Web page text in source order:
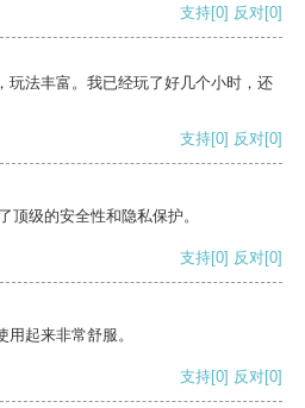
支持[0] 反对[0]
玩法丰富。我已经玩了好几个小时，还
支持[0] 反对[0]
顶级的安全性和隐私保护。
支持[0] 反对[0]
起来非常舒服。
支持[0] 反对[0]